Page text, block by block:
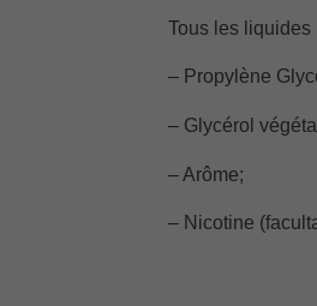
Tous les liquides
– Propylène
– Glycérol
– Arôme;
– Nicotine